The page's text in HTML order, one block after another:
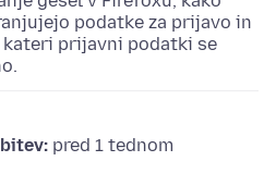
podatke za prijavo in
kateri prijavni podatki se
pred 1 tednom